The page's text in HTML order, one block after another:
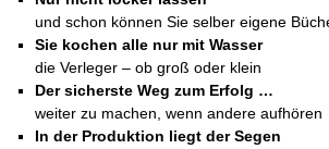
und schon können Sie selber eigene
Sie kochen alle nur mit Wasser
die Verleger – ob groß oder klein
Der sicherste Weg zum Erfolg …
weiter zu machen, wenn andere aufhören
In der Produktion liegt der Segen